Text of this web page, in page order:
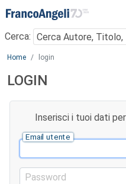
Menu
Cerca:
Main content
Home login
LOGIN
Inserisci i tuoi dati
Email utente
Password